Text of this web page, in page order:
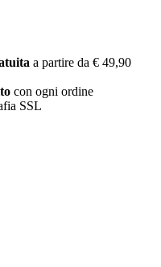
a partire da € 49,90
con ogni ordine
SSL